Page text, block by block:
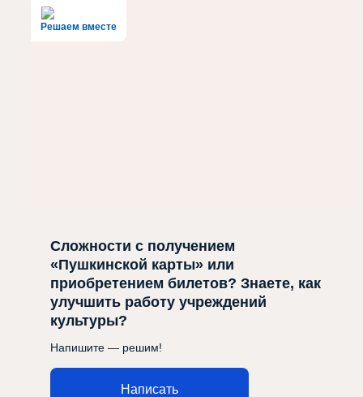
Решаем вместе
Сложности с получением
«Пушкинской карты» или
приобретением билетов? Знаете, как
улучшить работу учреждений
культуры?
Напишите — решим!
Написать